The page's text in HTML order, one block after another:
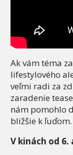
Ak vám téma
lifestylového
veľmi radi za
zaradenie
nám pomohlo
bližšie k ľuďom.
V kinách od 6.